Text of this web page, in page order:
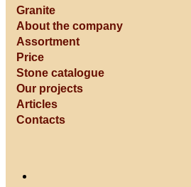
Granite
About the company
Assortment
Price
Stone catalogue
Our projects
Articles
Contacts